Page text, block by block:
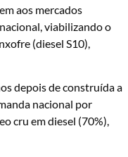
aos mercados
viabilizando o
(diesel S10),
depois de construída a
nacional por
cru em diesel (70%),